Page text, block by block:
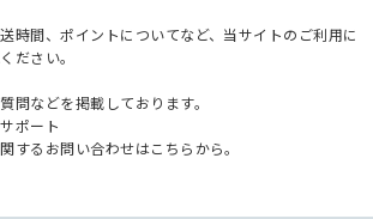
時間、ポイントについてなど、当サイトのご利用に
ださい。
問などを掲載しております。
ポート
するお問い合わせはこちらから。